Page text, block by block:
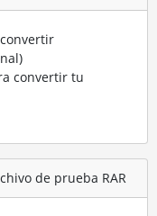
convertir tu
de prueba RAR